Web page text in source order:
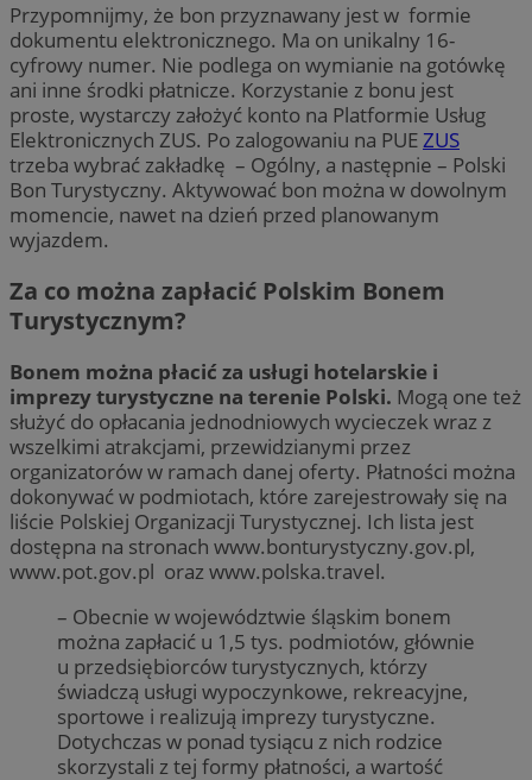
Przypomnijmy, że bon przyznawany jest w formie
dokumentu elektronicznego. Ma on unikalny 16-
cyfrowy numer. Nie podlega on wymianie na gotówkę
ani inne środki płatnicze. Korzystanie z bonu jest
proste, wystarczy założyć konto na Platformie Usług
Elektronicznych ZUS. Po zalogowaniu na PUEZUS
trzeba wybrać zakładkę – Ogólny, a następnie – Polski
Bon Turystyczny. Aktywować bon można w dowolnym
momencie, nawet na dzień przed planowanym
wyjazdem.
Za co można zapłacić Polskim Bonem
Turystycznym?
Bonem można płacić za usługi hotelarskie i
imprezy turystyczne na terenie Polski. Mogą one też
służyć do opłacania jednodniowych wycieczek wraz z
wszelkimi atrakcjami, przewidzianymi przez
organizatorów w ramach danej oferty. Płatności można
dokonywać w podmiotach, które zarejestrowały się na
liście Polskiej Organizacji Turystycznej. Ich lista jest
dostępna na stronach www.bonturystyczny.gov.pl,
www.pot.gov.pl oraz www.polska.travel.
– Obecnie w województwie śląskim bonem
można zapłacić u 1,5 tys. podmiotów, głównie
u przedsiębiorców turystycznych, którzy
świadczą usługi wypoczynkowe, rekreacyjne,
sportowe i realizują imprezy turystyczne.
Dotychczas w ponad tysiącu z nich rodzice
skorzystali z tej formy płatności, a wartość